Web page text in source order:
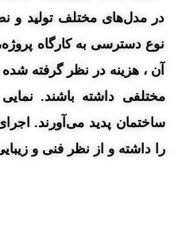
در مدل‌های مختلف تولید و
نوع دسترسی به کارگاه
آن ، هزینه در نظر گرفته
مختلفی داشته باشند.
ساختمان پدید می‌آورند.
را داشته و از نظر فنی و